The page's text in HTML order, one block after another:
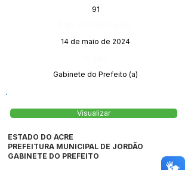
91
14 de maio de 2024
Gabinete do Prefeito (a)
Visualizar
ESTADO DO ACRE
PREFEITURA MUNICIPAL DE JORDÃO
GABINETE DO PREFEITO